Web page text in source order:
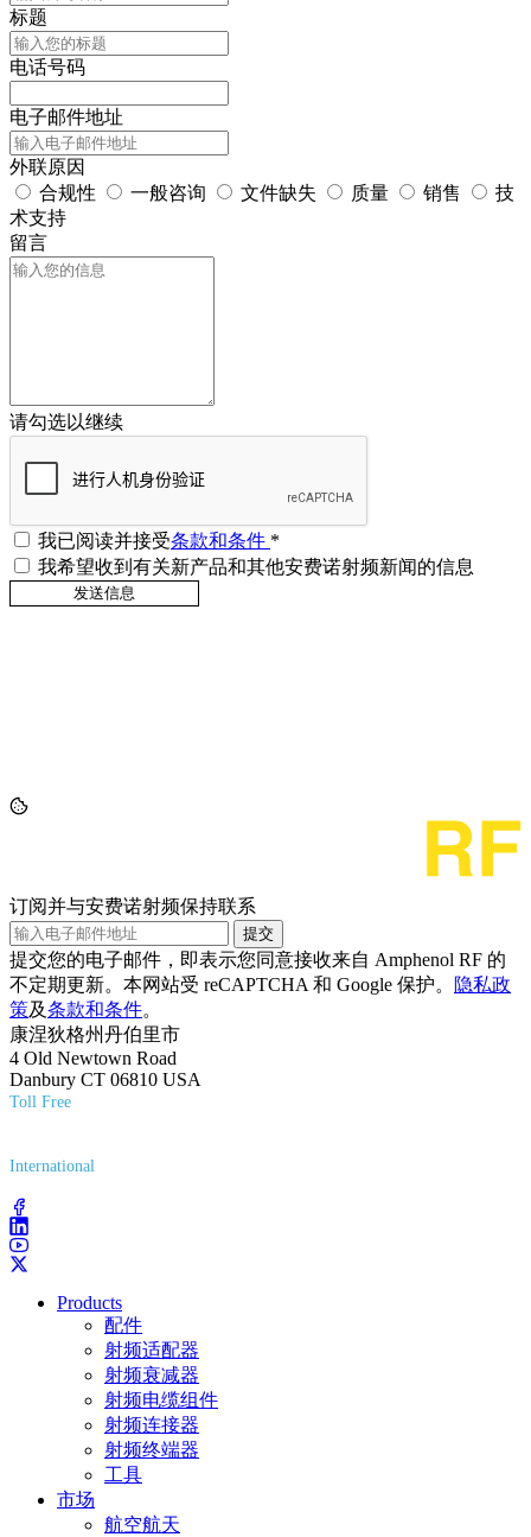
标题
电话号码
电子邮件地址
外联原因
合规性
一般咨询 文件缺失 质量 销售
技
术支持
留言
请勾选以继续
我已阅读并接受条款和条件 *
我希望收到有关新产品和其他安费诺射频新闻的信息
订阅并与安费诺射频保持联系
提交
提交您的电子邮件，即表示您同意接收来自 Amphenol RF 的
不定期更新。本网站受 reCAPTCHA 和 Google 保护。
隐私政
策及条款和条件。
康涅狄格州丹伯里市
4 Old Newtown Road
Danbury CT 06810 USA
Toll Free
International
Products
配件
射频适配器
射频衰减器
射频电缆组件
射频连接器
射频终端器
工具
市场
航空航天